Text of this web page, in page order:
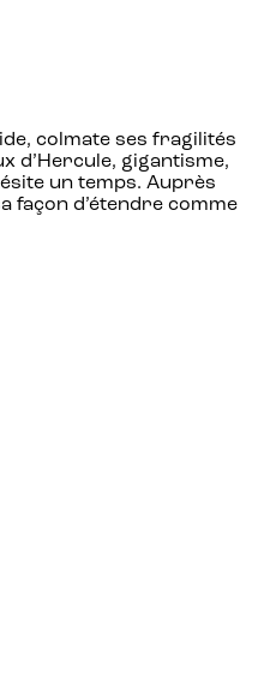
colmate ses fragilités
d’Hercule, gigantisme,
un temps. Auprès
façon d’étendre comme